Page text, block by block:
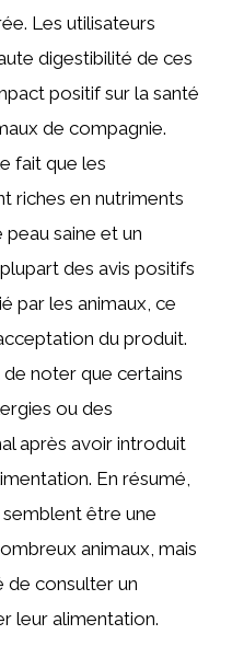
Les utilisateurs
digestibilité de ces
positif sur la santé
de compagnie.
fait que les
riches en nutriments
saine et un
des avis positifs
par les animaux, ce
du produit.
noter que certains
ou des
après avoir introduit
En résumé,
semblent être une
animaux, mais
de consulter un
leur alimentation.